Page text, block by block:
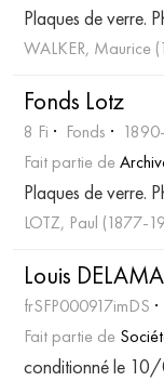
Plaques de verre.
WALKER, Maurice
Fonds Lotz
8 Fi Fonds
Fait partie de
Plaques de verre.
LOTZ, Paul (1877-
Louis
frSFP000917imDS
Fait partie de
conditionné le